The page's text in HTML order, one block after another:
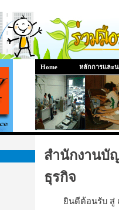
Home หลักการและ
สำนักงานบั
ธุรกิจ
ยินดีต้อนรับ สู่